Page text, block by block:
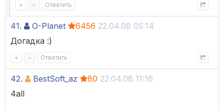
+ – Ответить
41. O-Planet 6456 22.04.08 05:14
Догадка :)
+ – Ответить
42. BestSoft_az 80 22.04.08 11:16
4all